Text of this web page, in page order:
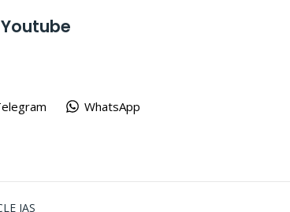
WhatsApp
IAS